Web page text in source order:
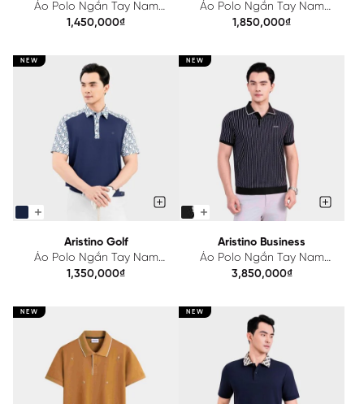
Áo Polo Ngắn Tay Nam
Aristino Golf Regular
1,450,000₫
Áo Polo Ngắn Tay Nam
Aristino Business Relax
1,850,000₫
NEW
Aristino Golf
Áo Polo Ngắn Tay Nam
Aristino Golf Regular
1,350,000₫
NEW
Aristino Business
Áo Polo Ngắn Tay Nam
Aristino Business Regular
3,850,000₫
NEW NEW